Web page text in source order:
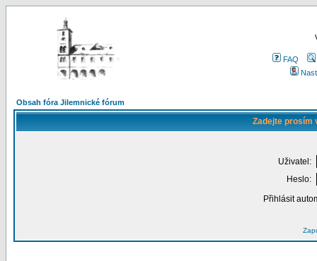
FAQ
Obsah fóra Jilemnické fórum
Zadejte prosím
Uživatel:
Heslo:
Přihlásit